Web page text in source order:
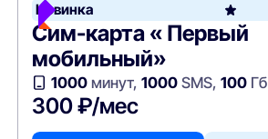
Новинка
Сим-карта « Первый
мобильный»
1000минут, 1000SMS, 100Гб
300 ₽/мес